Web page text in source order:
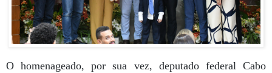
O homenageado, por sua vez, deputado federal Cabo